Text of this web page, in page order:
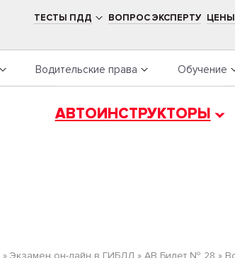
ТЕСТЫ ПДД ВОПРОС ЭКСПЕРТУ ЦЕНЫ
Водительские права Обучение
АВТОИНСТРУКТОРЫ
» Экзамен он-лайн в ГИБДД » AB Билет № 28 »